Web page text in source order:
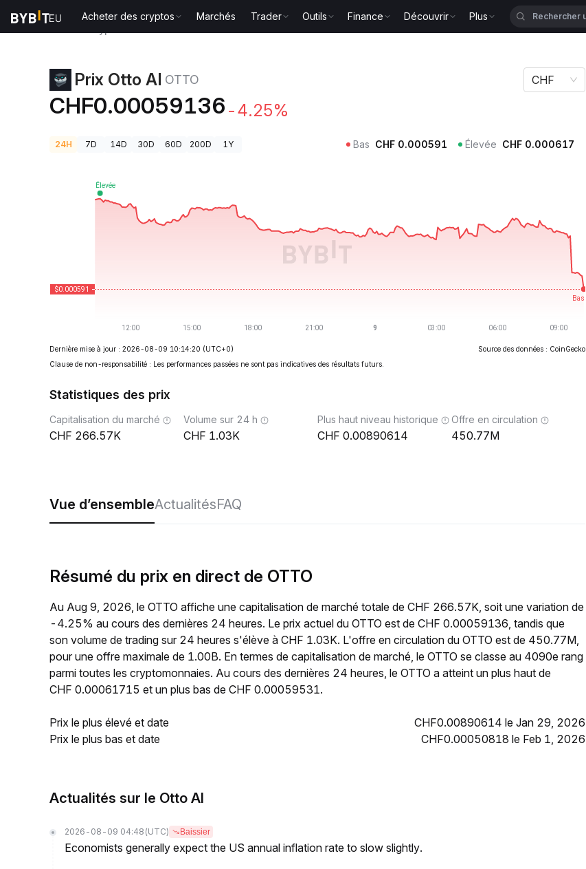
Acheter des cryptos Marchés Trader Outils Finance Découvrir Plus
Prix Otto AI OTTO
CHF0.00059136 -4.25%
CHF
24H 7D 14D 30D 60D 200D 1Y Bas CHF 0.000591 Élevée CHF 0.000617
Dernière mise à jour : 2026-08-09 10:14:20 (UTC+0)
Source des données : CoinGecko
Clause de non-responsabilité : Les performances passées ne sont pas indicatives des résultats futurs.
Statistiques des prix
Capitalisation du marché
266.57K
Volume sur 24 h
1.03K
Plus haut niveau historique
0.00890614
Offre en circulation
450.77M
Vue d’ensembleActualitésFAQ
Résumé du prix en direct de OTTO
Au Aug 9, 2026, le OTTO affiche une capitalisation de marché totale de CHF 266.57K, soit une variation de
-4.25% au cours des dernières 24 heures. Le prix actuel du OTTO est de CHF 0.00059136, tandis que
son volume de trading sur 24 heures s'élève à CHF 1.03K. L'offre en circulation du OTTO est de 450.77M,
pour une offre maximale de 1.00B. En termes de capitalisation de marché, le OTTO se classe au 4090e rang
parmi toutes les cryptomonnaies. Au cours des dernières 24 heures, le OTTO a atteint un plus haut de
CHF 0.00061715 et un plus bas de CHF 0.00059531.
Prix le plus élevé et date
CHF0.00890614 le Jan 29, 2026
Prix le plus bas et date
CHF0.00050818 le Feb 1, 2026
Actualités sur le Otto AI
2026-08-09 04:48 (UTC) Baissier
Economists generally expect the US annual inflation rate to slow slightly.